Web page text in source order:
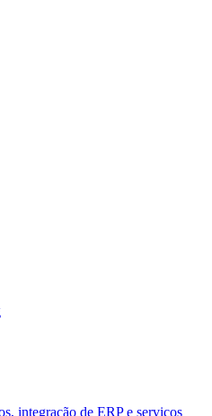
integração de ERP e serviços